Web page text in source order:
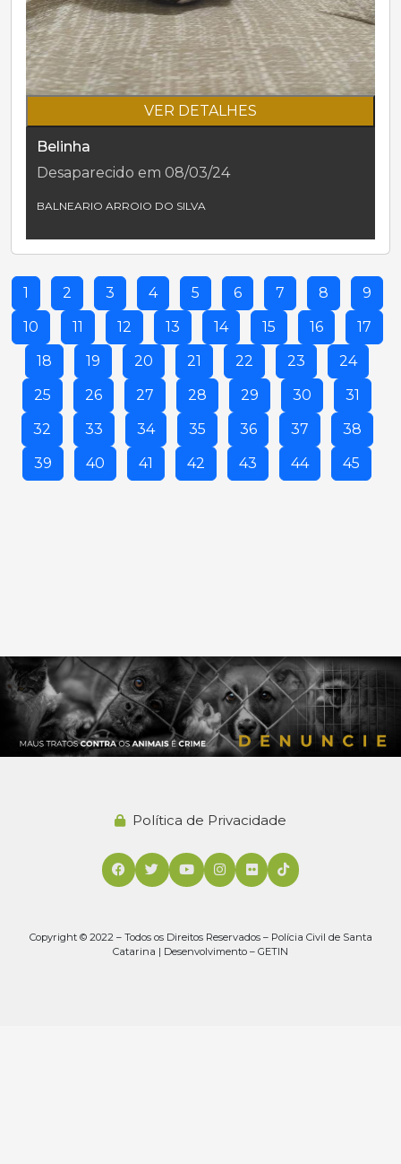
VER DETALHES
Belinha
Desaparecido em 08/03/24
BALNEARIO ARROIO DO SILVA
1 2 3 4 5 6 7 8
9
10
11 12 13 14 15 16
17
18
19 20 21 22 23
24
25
26 27 28 29 30
31
32
33 34 35 36 37
38
39
40 41 42 43 44 45
Política de Privacidade
Copyright © 2022 – Todos os Direitos Reservados – Polícia Civil de Santa
Catarina | Desenvolvimento – GETIN